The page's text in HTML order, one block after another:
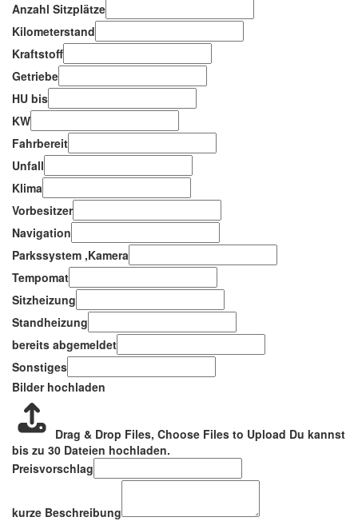
Anzahl Sitzplätze
Kilometerstand
Kraftstoff
Getriebe
HU bis
KW
Fahrbereit
Unfall
Klima
Vorbesitzer
Navigation
Parkssystem ,Kamera
Tempomat
Sitzheizung
Standheizung
bereits abgemeldet
Sonstiges
Bilder hochladen
Drag & Drop Files, Choose Files to Upload Du kannst
bis zu 30 Dateien hochladen.
Preisvorschlag
kurze Beschreibung